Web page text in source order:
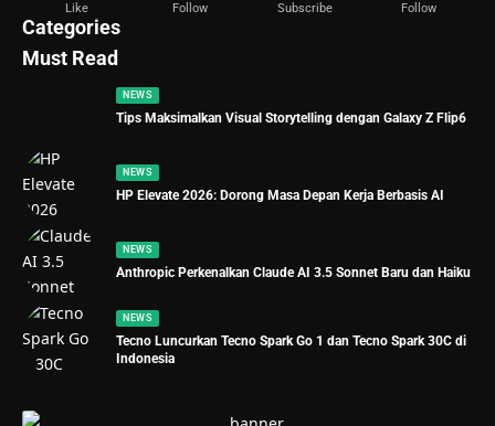
Like Follow Subscribe Follow
Categories
2029 Articles
Must Read
NEWS
Tips Maksimalkan Visual Storytelling dengan Galaxy Z Flip6
NEWS
HP Elevate 2026: Dorong Masa Depan Kerja Berbasis AI
NEWS
Anthropic Perkenalkan Claude AI 3.5 Sonnet Baru dan Haiku
NEWS
Tecno Luncurkan Tecno Spark Go 1 dan Tecno Spark 30C di
Indonesia